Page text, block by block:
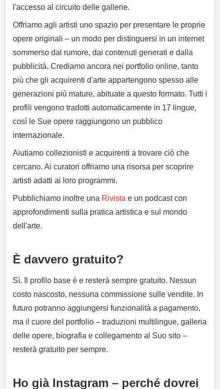
l'accesso al circuito delle gallerie.
Offriamo agli artisti uno spazio per presentare le proprie
opere originali – un modo per distinguersi in un internet
sommerso dal rumore, dai contenuti generati e dalla
pubblicità. Crediamo ancora nei portfolio online, tanto
più che gli acquirenti d'arte appartengono spesso alle
generazioni più mature, abituate a questo formato. Tutti i
profili vengono tradotti automaticamente in 17 lingue,
così le Sue opere raggiungono un pubblico
internazionale.
Aiutiamo collezionisti e acquirenti a trovare ciò che
cercano. Ai curatori offriamo una risorsa per scoprire
artisti adatti ai loro programmi.
Pubblichiamo inoltre una Rivista e un podcast con
approfondimenti sulla pratica artistica e sul mondo
dell'arte.
È davvero gratuito?
Sì. Il profilo base è e resterà sempre gratuito. Nessun
costo nascosto, nessuna commissione sulle vendite. In
futuro potranno aggiungersi funzionalità a pagamento,
ma il cuore del portfolio – traduzioni multilingue, galleria
delle opere, biografia e collegamento al Suo sito –
resterà gratuito per sempre.
Ho già Instagram – perché dovrei